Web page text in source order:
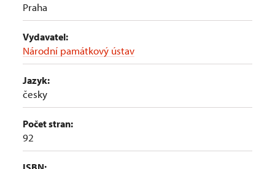
Praha
Vydavatel:
Národní památkový ústav
Jazyk:
česky
Počet stran:
92